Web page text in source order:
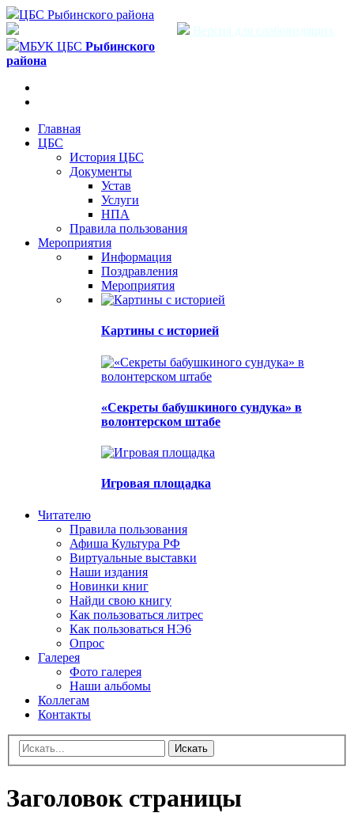
ЦБС Рыбинского района
Версия для слабовидящих
МБУК ЦБС Рыбинского
района
Главная
ЦБС
История ЦБС
Документы
Устав
Услуги
НПА
Правила пользования
Мероприятия
Информация
Поздравления
Мероприятия
Картины с историей
«Секреты бабушкиного сундука» в
волонтерском штабе
Игровая площадка
Читателю
Правила пользования
Афиша Культура РФ
Виртуальные выставки
Наши издания
Новинки книг
Найди свою книгу
Как пользоваться литрес
Как пользоваться НЭ6
Опрос
Галерея
Фото галерея
Наши альбомы
Коллегам
Контакты
Искать
Заголовок страницы